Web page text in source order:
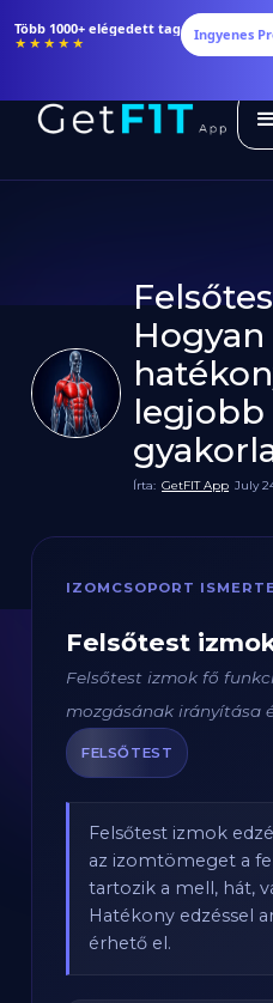
Több 1000+ elégedett tag
★★★★★ Ingyenes
Hogyan
legjobb
Írta: GetFIT App July
IZOMCSOPORT
Felsőtest
Felsőtest izmok fő
mozgásának irányítása
FELSŐTEST
Felsőtest izmok
az izomtömeget a
tartozik a mell, hát,
Hatékony edzéssel
érhető el.